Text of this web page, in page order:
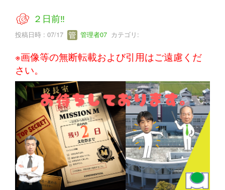
２日前‼
投稿日時 : 07/17 管理者07 カテゴリ:
※画像等の無断転載および引用はご遠慮くだ
さい。